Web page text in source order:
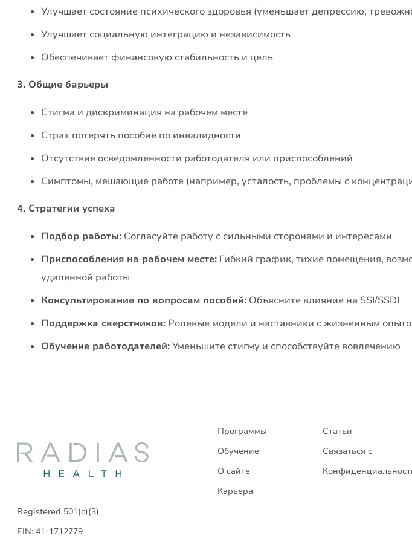
Улучшает состояние психического здоровья (уменьшает депрессию,
Улучшает социальную интеграцию и независимость
Обеспечивает финансовую стабильность и цель
3. Общие барьеры
Стигма и дискриминация на рабочем месте
Страх потерять пособие по инвалидности
Отсутствие осведомленности работодателя или приспособлений
Симптомы, мешающие работе (например, усталость, проблемы с
4. Стратегии успеха
Подбор работы: Согласуйте работу с сильными сторонами и интересами
Приспособления на рабочем месте: Гибкий график, тихие помещения,
удаленной работы
Консультирование по вопросам пособий: Объясните влияние на SSI/SSDI
Поддержка сверстников: Ролевые модели и наставники с жизненным
Обучение работодателей:Уменьшите стигму и способствуйте вовлечению
Registered 501(c)(3)
EIN: 41-1712779
Программы
Обучение
О сайте
Карьера
Статьи
Связаться с